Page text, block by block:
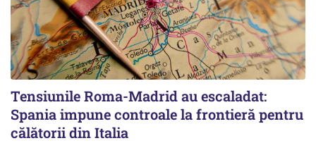
Tensiunile Roma-Madrid au escaladat:
Spania impune controale la frontieră pentru
călătorii din Italia